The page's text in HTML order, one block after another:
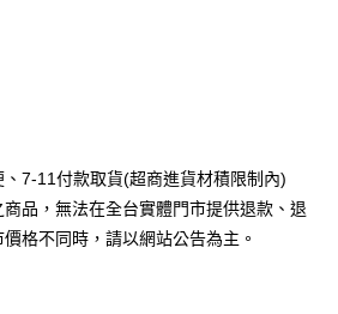
華泰商業銀行
遠東國際商業銀行
永豐商業銀行
、7-11付款取貨(超商進貨材積限制內)
商品，無法在全台實體門市提供退款、退
格不同時，請以網站公告為主。